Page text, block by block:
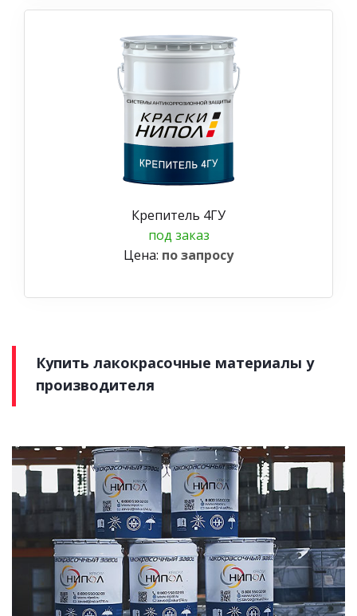
Крепитель 4ГУ
под заказ
Цена: по запросу
Купить лакокрасочные материалы у
производителя